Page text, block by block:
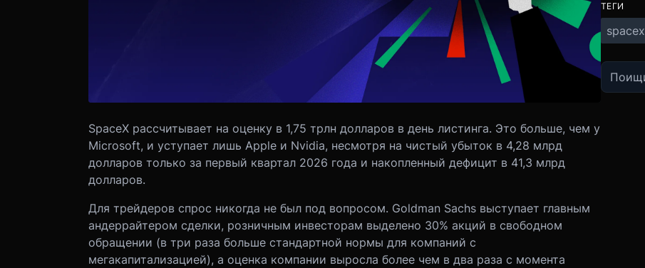
SpaceX рассчитывает на оценку в 1,75 трлн долларов в день листинга. Это больше, чем у
Microsoft, и уступает лишь Apple и Nvidia, несмотря на чистый убыток в 4,28 млрд
долларов только за первый квартал 2026 года и накопленный дефицит в 41,3 млрд
долларов.
Для трейдеров спрос никогда не был под вопросом. Goldman Sachs выступает главным
андеррайтером сделки, розничным инвесторам выделено 30% акций в свободном
обращении (в три раза больше стандартной нормы для компаний с
мегакапитализацией), а оценка компании выросла более чем в два раза с момента
ТЕГИ
spacex